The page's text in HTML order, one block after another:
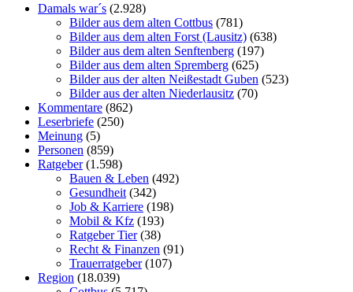
Damals war´s (2.928)
Bilder aus dem alten Cottbus (781)
Bilder aus dem alten Forst (Lausitz) (638)
Bilder aus dem alten Senftenberg (197)
Bilder aus dem alten Spremberg (625)
Bilder aus der alten Neißestadt Guben (523)
Bilder aus der alten Niederlausitz (70)
Kommentare (862)
Leserbriefe (250)
Meinung (5)
Personen (859)
Ratgeber(1.598)
Bauen & Leben (492)
Gesundheit (342)
Job & Karriere (198)
Mobil & Kfz (193)
Ratgeber Tier(38)
Recht & Finanzen (91)
Trauerratgeber(107)
Region (18.039)